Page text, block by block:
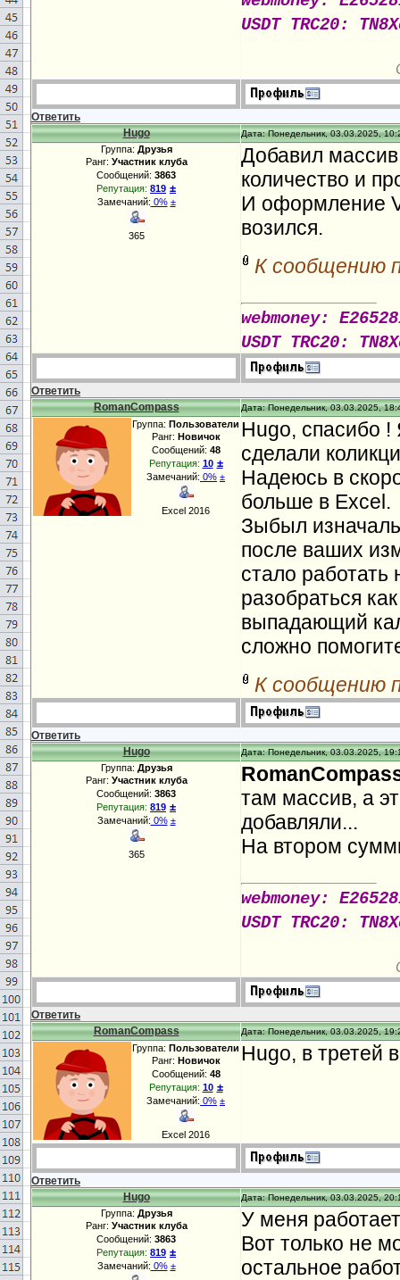
USDT TRC20:
Ответить
Hugo
Дата: Понедельник, 03.03.2025,
Группа: Друзья
Ранг: Участник клуба
Сообщений: 3863
Репутация: 819 ±
Замечаний: 0% ±
365
Добавил
количество и
И оформление
возился.
К сообщению
webmoney:
USDT TRC20:
Ответить
RomanCompass
Дата: Понедельник, 03.03.2025,
Группа: Пользователи
Ранг: Новичок
Сообщений: 48
Репутация: 10 ±
Замечаний: 0% ±
Excel 2016
Hugo, спасибо !
сделали
Надеюсь в
больше в Excel.
Зыбыл
после ваших
стало работать
разобраться
выпадающий
сложно
К сообщению
Ответить
Hugo
Дата: Понедельник, 03.03.2025,
Группа: Друзья
Ранг: Участник клуба
Сообщений: 3863
Репутация: 819 ±
Замечаний: 0% ±
365
там массив, а
добавляли...
На втором
webmoney:
USDT TRC20:
Ответить
RomanCompass
Дата: Понедельник, 03.03.2025,
Группа: Пользователи
Ранг: Новичок
Сообщений: 48
Репутация: 10 ±
Замечаний: 0% ±
Excel 2016
Hugo, в третей
Ответить
Hugo
Дата: Понедельник, 03.03.2025,
Группа: Друзья
Ранг: Участник клуба
Сообщений: 3863
Репутация: 819 ±
Замечаний: 0% ±
У меня
Вот только не
остальное